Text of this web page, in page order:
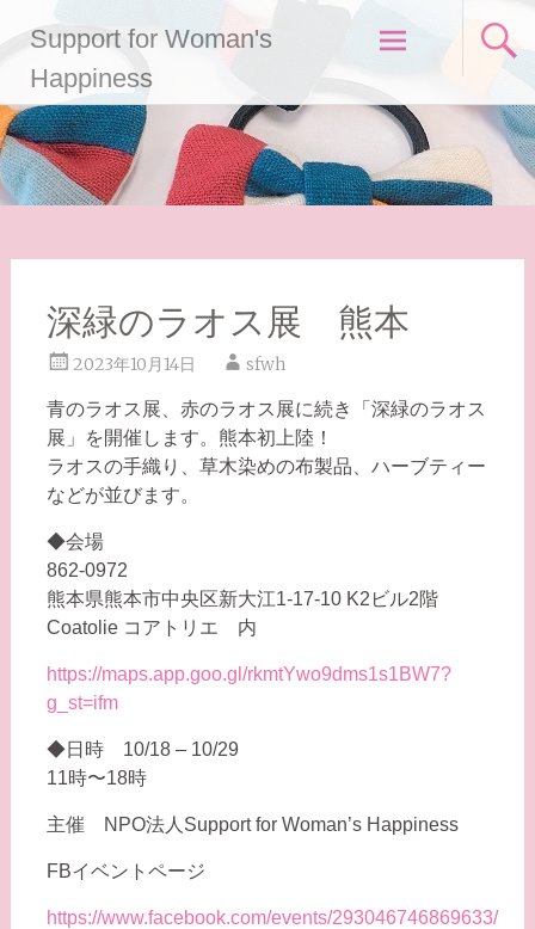
ン
ン
ツ
へ
ス
Support for Woman's
Happiness
深緑のラオス展 熊本
2023年10月14日 sfwh
青のラオス展、赤のラオス展に続き「深緑のラオス
展」を開催します。熊本初上陸！
ラオスの手織り、草木染めの布製品、ハーブティー
などが並びます。
◆会場
862-0972
熊本県熊本市中央区新大江1-17-10 K2ビル2階
Coatolie コアトリエ 内
https://maps.app.goo.gl/rkmtYwo9dms1s1BW7?
g_st=ifm
◆日時 10/18 – 10/29
11時〜18時
主催 NPO法人Support for Woman’s Happiness
FBイベントページ
https://www.facebook.com/events/293046746869633/